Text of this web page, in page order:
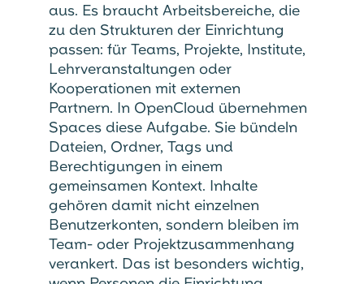
aus. Es braucht Arbeitsbereiche, die
zu den Strukturen der Einrichtung
passen: für Teams, Projekte, Institute,
Lehrveranstaltungen oder
Kooperationen mit externen
Partnern. In OpenCloud übernehmen
Spaces diese Aufgabe. Sie bündeln
Dateien, Ordner, Tags und
Berechtigungen in einem
gemeinsamen Kontext. Inhalte
gehören damit nicht einzelnen
Benutzerkonten, sondern bleiben im
Team- oder Projektzusammenhang
verankert. Das ist besonders wichtig,